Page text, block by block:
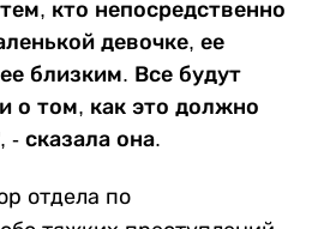
кто непосредственно
девочке, ее
близким. Все будут
о том, как это должно
сказала она.
отдела по